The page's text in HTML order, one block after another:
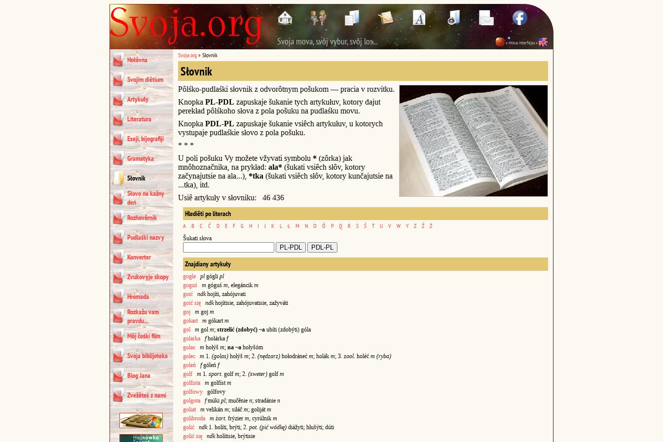
Svoja mova, svôj vybur, svôj los... « mova interfejsu »
Hołôvna
Svojim diêtium
Artykuły
Literatura
Eseji, bijografiji
Gramatyka
Słovnik
Słovo na kažny
deń
Rozhovôrnik
Pudlaśki nazvy
Konverter
Zvukovyje skopy
Hromada
Rozkažu vam
pravdu...
Môj čeśki film
Svoja biblijoteka
Blog Jana
Zvežêteś z nami
Svoja.org » Słovnik
Słovnik
Pôlśko-pudlaśki słovnik z odvorôtnym pošukom — pracia v rozvitku.
Knopka PL-PDL zapuskaje šukanie tych artykułuv, kotory dajut
perekład pôlśkoho słova z pola pošuku na pudlaśku movu.
Knopka PDL-PL zapuskaje šukanie vsiêch artykułuv, u kotorych
vystupaje pudlaśkie słovo z pola pošuku.
* * *
U poli pošuku Vy možete vžyvati symbolu * (zôrka) jak
mnôhoznačnika, na prykład: ala* (šukati vsiêch słôv, kotory
začynajutsie na ala...), *tka (šukati vsiêch słôv, kotory kunčajutsie na
...tka), itd.
Usiê artykuły v słovniku: 46 436
Hlediêti po literach
A B C Ć D E F G H I J K L Ł M N O Ó P Q R S Ś T U V W Y Z Ź Ż
Šukati słova
Znajdiany artykuły
gogle pl gógli pl
goguś
m góguś m , elegáncik m
goić
ndkhojíti, zahójuvati
goić się
ndkhojítisie, zahójuvatisie, zažyváti
goj
m goj m
gokart
m gókart m
gol
m gol m; strzelić (zdobyć) ~a ubíti (zdobýti) góla
golarka
fholárka f
golas
m hołýš m; na ~a hołyšóm
golec
m 1. (golas) hołýš m; 2. (nędzarz) hołodráneć m; holák m; 3. zool. holéć m (ryba)
goleń
fgóleń f
golf
m 1. sport. golf m; 2. (sweter) golf m
golfista
m golfíst m
golfowy gólfovy
golgota
fmúki pl; mučênie n; stradánie n
goliat
m velikán m; siłáč m; goliját m
golibroda
m żart. frýzier m , cyrúlnik m
golić
ndk1. holíti, brýti; 2. pot. (pić wódkę) diážyti; hłušýti; dúti
golić się
ndkholítisie, brýtisie